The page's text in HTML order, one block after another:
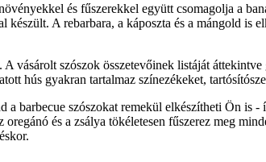
és fűszerekkel együtt csomagolja a
A rebarbara, a káposzta és a mángold is
vásárolt szószok összetevőinek listáját
hús gyakran tartalmaz színezékeket,
a barbecue szószokat remekül elkészítheti Ön
és a zsálya tökéletesen fűszerez meg